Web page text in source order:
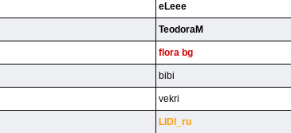
eLeee
TeodoraM
flora bg
bibi
vekri
LlDl_ru